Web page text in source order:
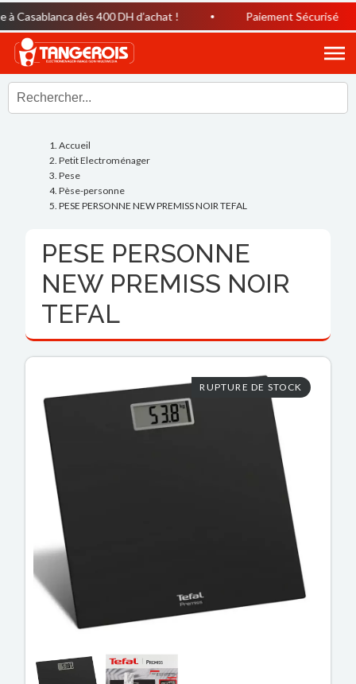
dès 400 DH d’achat ! Paiement Sécurisé
Accueil
Petit Electroménager
Pese
Pèse-personne
PESE PERSONNE NEW PREMISS NOIR TEFAL
PESE PERSONNE
NEW PREMISS NOIR
TEFAL
RUPTURE DE STOCK